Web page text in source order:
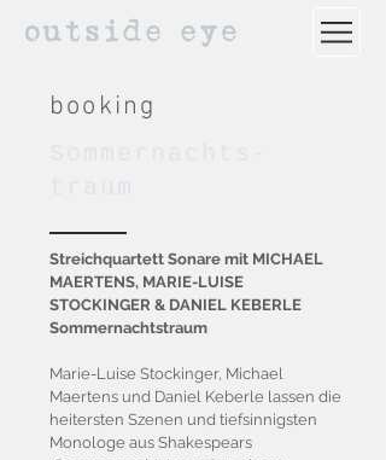
booking
Streichquartett Sonare mit MICHAEL
MAERTENS, MARIE-LUISE
STOCKINGER & DANIEL KEBERLE
Sommernachtstraum
Marie-Luise Stockinger, Michael
Maertens und Daniel Keberle lassen die
heitersten Szenen und tiefsinnigsten
Monologe aus Shakespears